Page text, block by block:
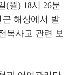
(월) 18시 26분
해상에서 발
복사고 관련 보